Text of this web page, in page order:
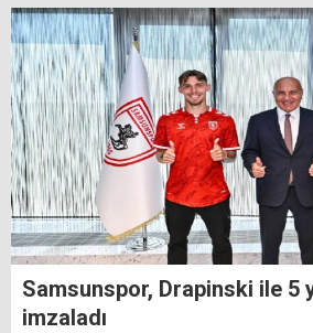
Samsunspor, Drapinski ile 5
imzaladı